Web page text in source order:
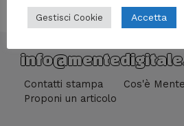
Contatti stampa
Cos'è
Proponi un articolo
Gestisci Cookie Accetta